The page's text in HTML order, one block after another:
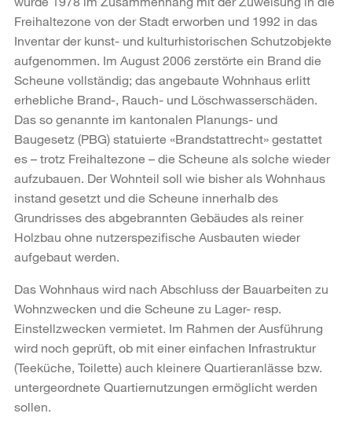
Freihaltezone von der Stadt erworben und 1992 in das
Inventar der kunst- und kulturhistorischen Schutzobjekte
aufgenommen. Im August 2006 zerstörte ein Brand die
Scheune vollständig; das angebaute Wohnhaus erlitt
erhebliche Brand-, Rauch- und Löschwasserschäden.
Das so genannte im kantonalen Planungs- und
Baugesetz (PBG) statuierte «Brandstattrecht» gestattet
es – trotz Freihaltezone – die Scheune als solche wieder
aufzubauen. Der Wohnteil soll wie bisher als Wohnhaus
instand gesetzt und die Scheune innerhalb des
Grundrisses des abgebrannten Gebäudes als reiner
Holzbau ohne nutzerspezifische Ausbauten wieder
aufgebaut werden.
Das Wohnhaus wird nach Abschluss der Bauarbeiten zu
Wohnzwecken und die Scheune zu Lager- resp.
Einstellzwecken vermietet. Im Rahmen der Ausführung
wird noch geprüft, ob mit einer einfachen Infrastruktur
(Teeküche, Toilette) auch kleinere Quartieranlässe bzw.
untergeordnete Quartiernutzungen ermöglicht werden
sollen.